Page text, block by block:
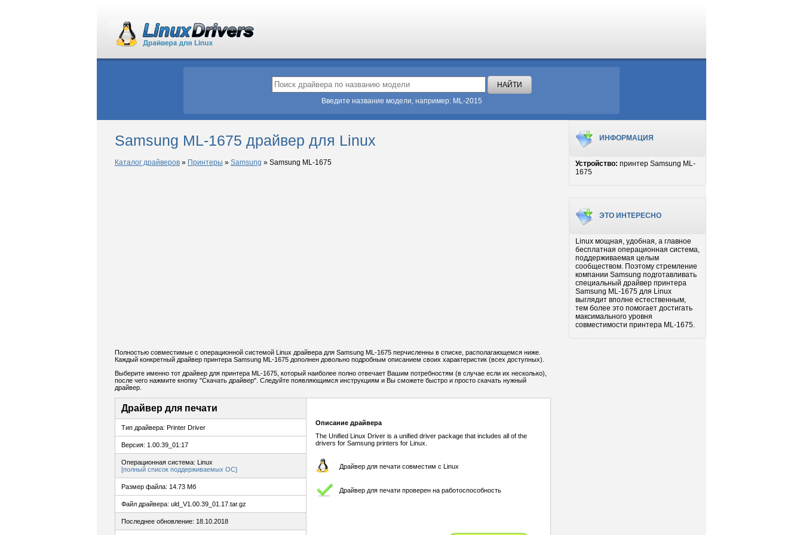
Введите название модели, например: ML-2015
Samsung ML-1675 драйвер для Linux
Каталог драйверов » Принтеры » Samsung » Samsung ML-1675
Полностью совместимые с операционной системой Linux драйвера для Samsung ML-1675 перчисленны в списке, располагающемся ниже.
Каждый конкретный драйвер принтера Samsung ML-1675 дополнен довольно подробным описанием своих характеристик (всех доступных).
Выберите именно тот драйвер для принтера ML-1675, который наиболее полно отвечает Вашим потребностям (в случае если их несколько),
после чего нажмите кнопку "Скачать драйвер". Следуйте появляющимся инструкциям и Вы сможете быстро и просто скачать нужный
драйвер.
Драйвер для печати
Тип драйвера: Printer Driver
Версия: 1.00.39_01:17
Операционная система: Linux
[полный список поддерживаемых ОС]
Размер файла: 14.73 Мб
Файл драйвера: uld_V1.00.39_01.17.tar.gz
Последнее обновление: 18.10.2018
Описание драйвера
The Unified Linux Driver is a unified driver package that includes all of the
drivers for Samsung printers for Linux.
Драйвер для печати совместим с Linux
Драйвер для печати проверен на работоспособность
ИНФОРМАЦИЯ
Устройство: принтер Samsung ML-
1675
ЭТО ИНТЕРЕСНО
Linux мощная, удобная, а главное
бесплатная операционная система,
поддерживаемая целым
сообществом. Поэтому стремление
компании Samsung подготавливать
специальный драйвер принтера
Samsung ML-1675 для Linux
выглядит вполне естественным,
тем более это помогает достигать
максимального уровня
совместимости принтера ML-1675.